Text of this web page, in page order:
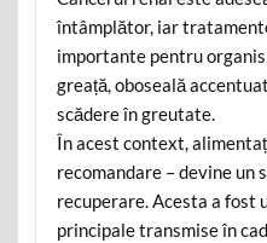
întâmplător, iar
importante pentru
greață, oboseală
scădere în greutate.
În acest context,
recomandare – devine
recuperare. Acesta a fost
principale transmise în